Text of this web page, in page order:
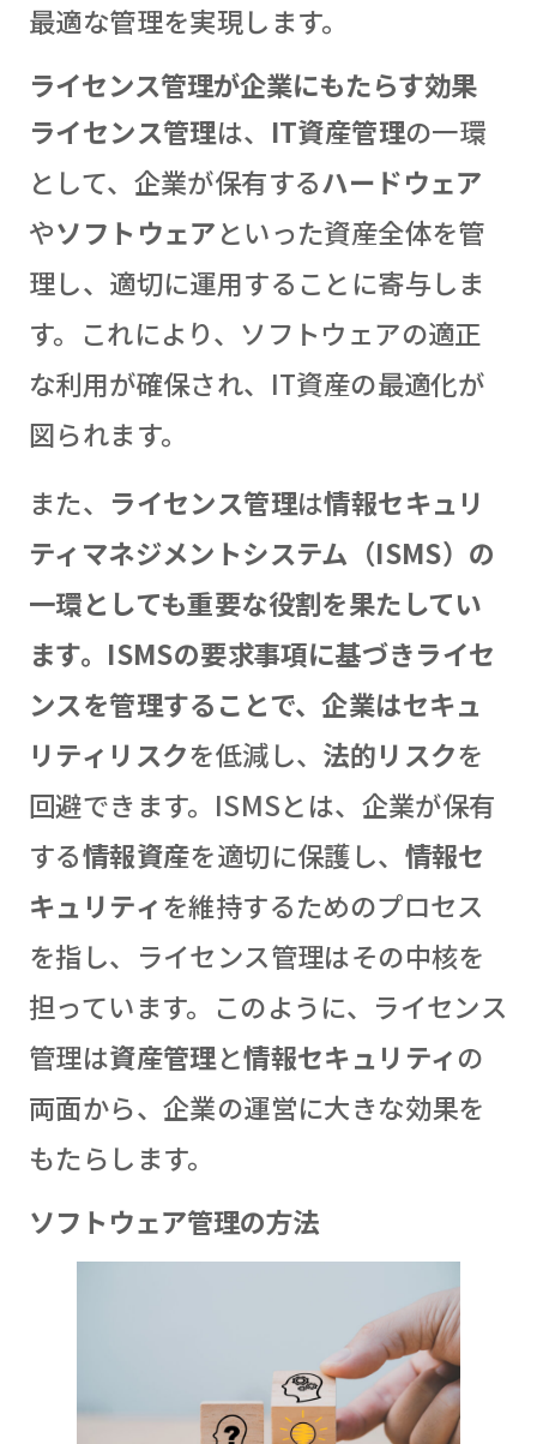
最適な管理を実現します。
ライセンス管理が企業にもたらす効果
ライセンス管理は、 IT資産管理の一環
として、企業が保有するハードウェア
やソフトウェアといった資産全体を管
理し、適切に運用することに寄与しま
す。これにより、ソフトウェアの適正
な利用が確保され、IT資産の最適化が
図られます。
また、 ライセンス管理は情報セキュリ
ティマネジメントシステム（ISMS）の
一環としても重要な役割を果たしてい
ます。ISMSの要求事項に基づきライセ
ンスを管理することで、企業はセキュ
リティリスクを低減し、 法的リスクを
回避できます。ISMSとは、企業が保有
する情報資産を適切に保護し、 情報セ
キュリティを維持するためのプロセス
を指し、ライセンス管理はその中核を
担っています。このように、ライセンス
管理は資産管理と情報セキュリティの
両面から、企業の運営に大きな効果を
もたらします。
ソフトウェア管理の方法